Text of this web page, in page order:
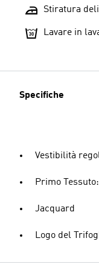
Stiratura
Lavare in
Specifiche
Vestibilità
Primo
Jacquard
Logo del